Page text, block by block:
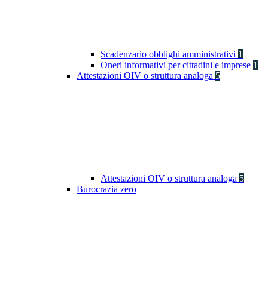
Scadenzario obblighi amministrativi 1
Oneri informativi per cittadini e imprese 1
Attestazioni OIV o struttura analoga 5
Attestazioni OIV o struttura analoga 5
Burocrazia zero